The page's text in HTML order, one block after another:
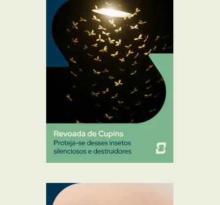
Mosquitos
Percevejo de Cama
Pulgas e Carrapatos
Ratos
Sanitização
Traças